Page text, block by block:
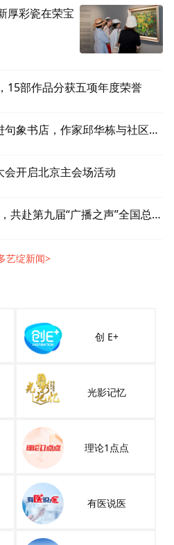
厚彩瓷在荣宝
15部作品分获五项年度荣誉
“开明阅读走基层”活动走进句象书店，作家邱华栋与社区读者共话阅读
会开启北京主会场活动
9000余名青少年齐聚北京，共赴第九届“广播之声”全国总展演
艺绽新闻>
创 E+
光影记忆
理论1点点
有医说医